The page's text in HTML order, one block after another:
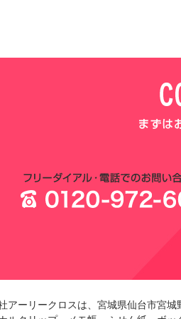
アーリークロスは、宮城県仙台市宮